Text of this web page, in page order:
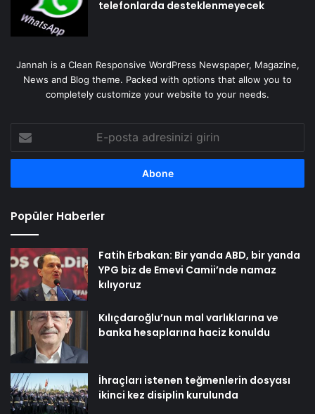
telefonlarda desteklenmeyecek
Jannah is a Clean Responsive WordPress Newspaper, Magazine,
News and Blog theme. Packed with options that allow you to
completely customize your website to your needs.
posta
adresinizi
Popüler Haberler
Fatih Erbakan: Bir yanda ABD, bir yanda
YPG biz de Emevi Camii’nde namaz
kılıyoruz
Kılıçdaroğlu’nun mal varlıklarına ve
banka hesaplarına haciz konuldu
İhraçları istenen teğmenlerin dosyası
ikinci kez disiplin kurulunda